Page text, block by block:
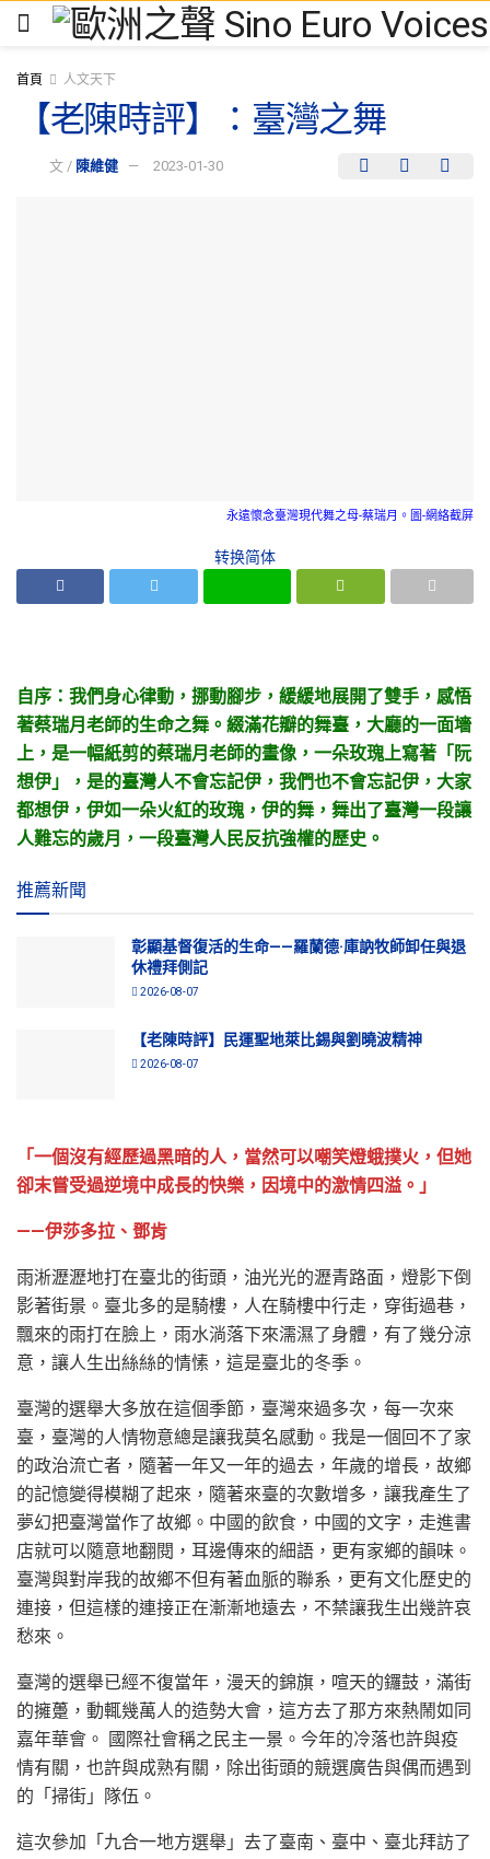
首頁 人文天下
【老陳時評】：臺灣之舞
文 / 陳維健 2023-01-30
永遠懷念臺灣現代舞之母-蔡瑞月。圖-網絡截屏
转换简体
自序：我們身心律動，挪動腳步，緩緩地展開了雙手，感悟
著蔡瑞月老師的生命之舞。綴滿花瓣的舞臺，大廳的一面墻
上，是一幅紙剪的蔡瑞月老師的畫像，一朵玫瑰上寫著「阮
想伊」，是的臺灣人不會忘記伊，我們也不會忘記伊，大家
都想伊，伊如一朵火紅的玫瑰，伊的舞，舞出了臺灣一段讓
人難忘的歲月，一段臺灣人民反抗強權的歷史。
推薦新聞
彰顯基督復活的生命——羅蘭德·庫訥牧師卸任與退
休禮拜側記
2026-08-07
【老陳時評】民運聖地萊比錫與劉曉波精神
2026-08-07
「一個沒有經歷過黑暗的人，當然可以嘲笑燈蛾撲火，但她
卻末嘗受過逆境中成長的快樂，因境中的激情四溢。」
——伊莎多拉、鄧肯
雨淅瀝瀝地打在臺北的街頭，油光光的瀝青路面，燈影下倒
影著街景。臺北多的是騎樓，人在騎樓中行走，穿街過巷，
飄來的雨打在臉上，雨水淌落下來濡濕了身體，有了幾分涼
意，讓人生出絲絲的情愫，這是臺北的冬季。
臺灣的選舉大多放在這個季節，臺灣來過多次，每一次來
臺，臺灣的人情物意總是讓我莫名感動。我是一個回不了家
的政治流亡者，隨著一年又一年的過去，年歲的增長，故鄉
的記憶變得模糊了起來，隨著來臺的次數增多，讓我產生了
夢幻把臺灣當作了故鄉。中國的飲食，中國的文字，走進書
店就可以隨意地翻閱，耳邊傳來的細語，更有家鄉的韻味。
臺灣與對岸我的故鄉不但有著血脈的聯系，更有文化歷史的
連接，但這樣的連接正在漸漸地遠去，不禁讓我生出幾許哀
愁來。
臺灣的選舉已經不復當年，漫天的錦旗，喧天的鑼鼓，滿街
的擁躉，動輒幾萬人的造勢大會，這方去了那方來熱鬧如同
嘉年華會。 國際社會稱之民主一景。今年的冷落也許與疫
情有關，也許與成熟有關，除出街頭的競選廣告與偶而遇到
的「掃街」隊伍。
這次參加「九合一地方選舉」去了臺南、臺中、臺北拜訪了